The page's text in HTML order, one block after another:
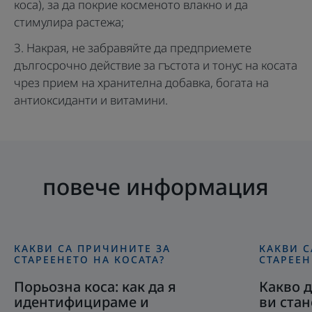
коса), за да покрие косменото влакно и да
стимулира растежа;
Накрая, не забравяйте да предприемете
дългосрочно действие за гъстота и тонус на косата
чрез прием на хранителна добавка, богата на
антиоксиданти и витамини.
повече информация
Открийте
коса:
как
КАКВИ СА ПРИЧИНИТЕ ЗА
СТАРЕЕНЕТО НА КОСАТА?
Порьозна коса: как да я
идентифицираме и
Открийте
да
правите,
КАКВИ
Какво
ви